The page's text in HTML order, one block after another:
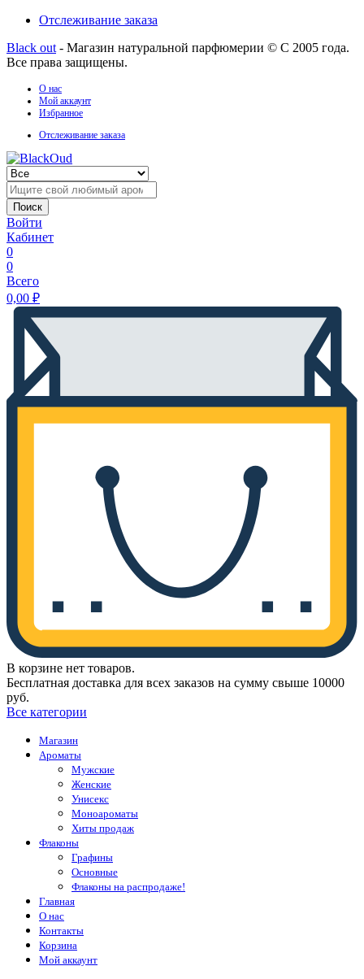
Отслеживание заказа
Black out - Магазин натуральной парфюмерии © С 2005 года.
Все права защищены.
О нас
Мой аккаунт
Избранное
Отслеживание заказа
Поиск
Войти
Кабинет
0
0
Всего
0,00 ₽
В корзине нет товаров.
Бесплатная доставка для всех заказов на сумму свыше 10000
руб.
Все категории
Магазин
Ароматы
Мужские
Женские
Унисекс
Моноароматы
Хиты продаж
Флаконы
Графины
Основные
Флаконы на распродаже!
Главная
О нас
Контакты
Корзина
Мой аккаунт